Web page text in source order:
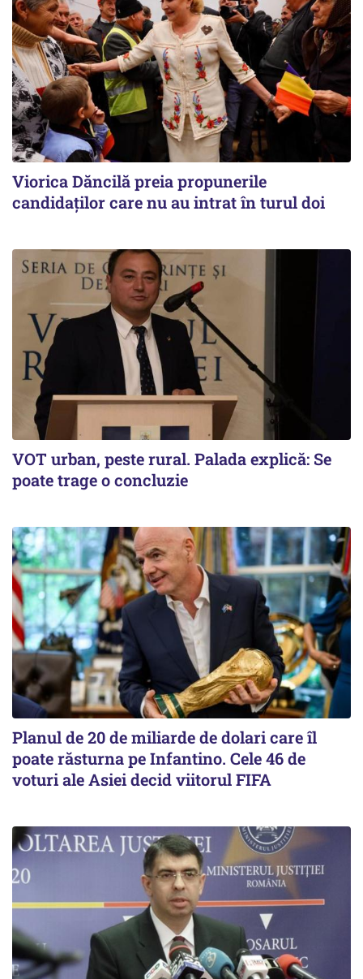
Viorica Dăncilă preia propunerile
candidaților care nu au intrat în turul doi
VOT urban, peste rural. Palada explică: Se
poate trage o concluzie
Planul de 20 de miliarde de dolari care îl
poate răsturna pe Infantino. Cele 46 de
voturi ale Asiei decid viitorul FIFA